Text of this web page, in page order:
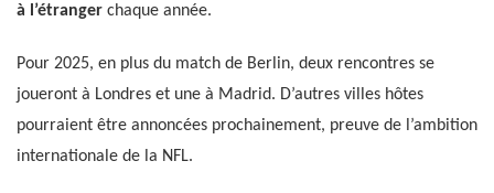
à l’étranger chaque année.
Pour 2025, en plus du match de Berlin, deux rencontres se
joueront à Londres et une à Madrid. D’autres villes hôtes
pourraient être annoncées prochainement, preuve de l’ambition
internationale de la NFL.